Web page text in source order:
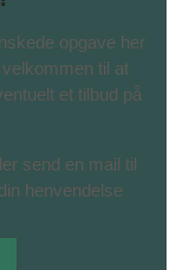
opgave her
til at
et tilbud på
send en mail til
henvendelse